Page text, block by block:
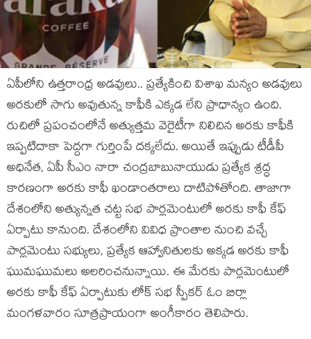
ఏపీలోని ఉత్తరాంధ్ర అడవులు.. ప్రత్యేకించి విశాఖ మన్యం అడవులు
అరకులో సాగు అవుతున్న కాఫీకి ఎక్కడ లేని ప్రాధాన్యం ఉంది.
రుచిలో ప్రపంచంలోనే అత్యుత్తమ వెరైటీగా నిలిచిన అరకు కాఫీకి
ఇప్పటిదాకా పెద్దగా గుర్తింపే దక్కలేదు. అయితే ఇప్పుడు టీడీపీ
అధినేత, ఏపీ సీఎం నారా చంద్రబాబునాయుడు ప్రత్యేక శ్రద్ధ
కారణంగా అరకు కాఫీ ఖండాంతరాలు దాటిపోతోంది. తాజాగా
దేశంలోని అత్యున్నత చట్ట సభ పార్లమెంటులో అరకు కాఫీ కేఫ్
ఏర్పాటు కానుంది. దేశంలోని వివిధ ప్రాంతాల నుంచి వచ్చే
పార్లమెంటు సభ్యులు, ప్రత్యేక ఆహ్వానితులకు అక్కడ అరకు కాఫీ
ఘుమఘుమలు అలరించనున్నాయి. ఈ మేరకు పార్లమెంటులో
అరకు కాఫీ కేఫ్ ఏర్పాటుకు లోక్ సభ స్పీకర్ ఓం బిర్లా
మంగళవారం సూత్రప్రాయంగా అంగీకారం తెలిపారు.